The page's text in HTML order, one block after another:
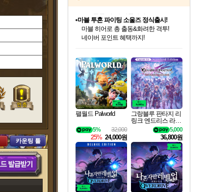
카운팅 툴
최대 90% 할인가를 만나보세요!
네이버혜택과 함께 만나보세요!
50%할인&추가 적립까지!
마블 투혼 파이팅 소울즈 정식출시!
마블 히어로 총 출동&화려한 격투!
네이버 포인트 혜택까지!
이니&베니 혜택까지!
네이버 혜택가와 함께 예약하세요!
할인&네이버혜택으로 만나보세요!
네이버페이 혜택과 만나보세요!
40주년 프로모션으로 만나보세요!
할인가에 만나보세요!
일부 에디션 상시 할인!
혜택으로 예약 판매 중
편안하게 충전하세요
팰월드 Palworld
32,000
5%
25% 24,000원
그랑블루 판타지 리
링크 엔드리스 라그
나로크 업그레이드
킷 Granblue Fantasy
Relink Endless Ragn
arok Upgrade Kit DL
C
5,000
36,800원